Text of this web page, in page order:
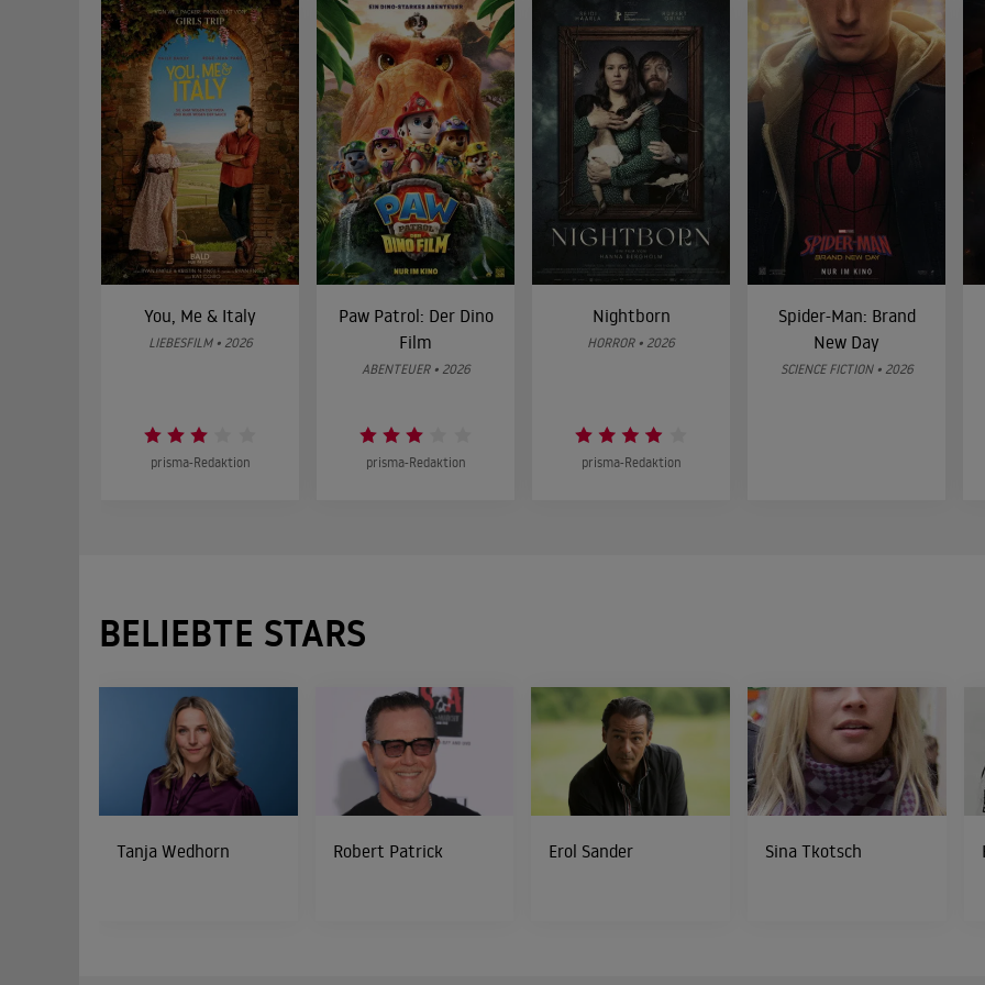
You, Me & Italy
LIEBESFILM • 2026
prisma-Redaktion
Paw Patrol: Der Dino
Film
ABENTEUER • 2026
prisma-Redaktion
Nightborn
HORROR • 2026
prisma-Redaktion
Spider-Man: Brand
New Day
SCIENCE FICTION • 2026
BELIEBTE STARS
Tanja Wedhorn Robert Patrick Erol Sander Sina Tkotsch